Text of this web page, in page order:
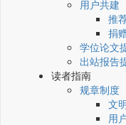
用户共建
推
捐
学位论文
出站报告
读者指南
规章制度
文
用